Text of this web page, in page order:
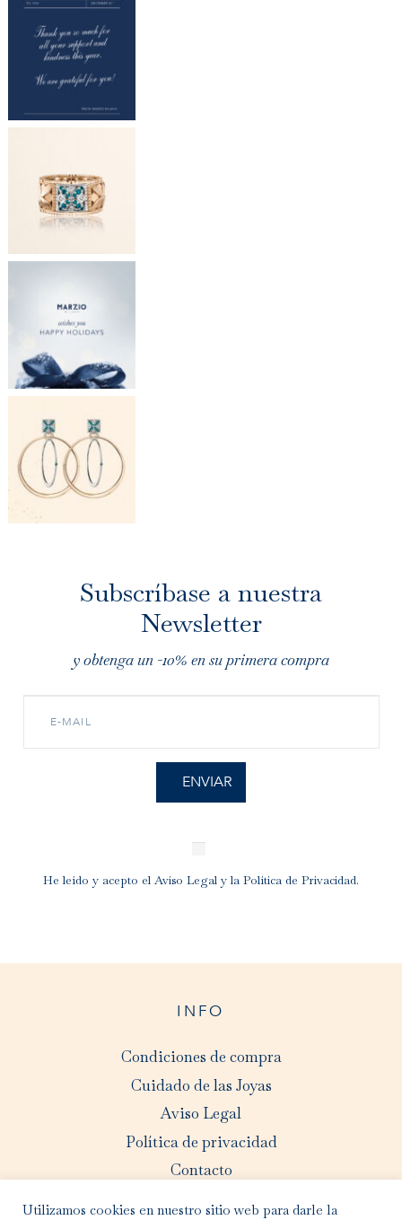
Subscríbase a nuestra
Newsletter
y obtenga un -10% en su primera compra
He leído y acepto el Aviso Legal y la Política de Privacidad.
INFO
Condiciones de compra
Cuidado de las Joyas
Aviso Legal
Política de privacidad
Contacto
Utilizamos cookies en nuestro sitio web para darle la